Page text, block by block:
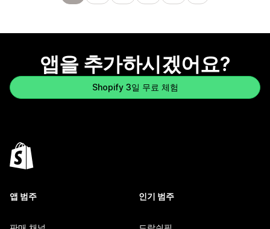
앱을 추가하시겠어요?
Shopify 3일 무료 체험
앱 범주 인기 범주